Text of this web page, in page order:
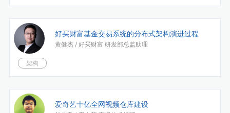
好买财富基金交易系统的分布式架构演进过程
黄健杰 / 好买财富 研发部总监助理
架构
爱奇艺十亿全网视频仓库建设